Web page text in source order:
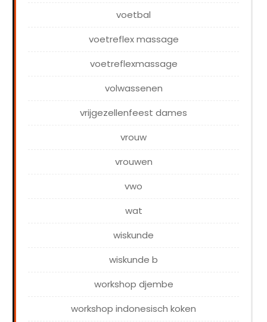
voetbal
voetreflex massage
voetreflexmassage
volwassenen
vrijgezellenfeest dames
vrouw
vrouwen
vwo
wat
wiskunde
wiskunde b
workshop djembe
workshop indonesisch koken